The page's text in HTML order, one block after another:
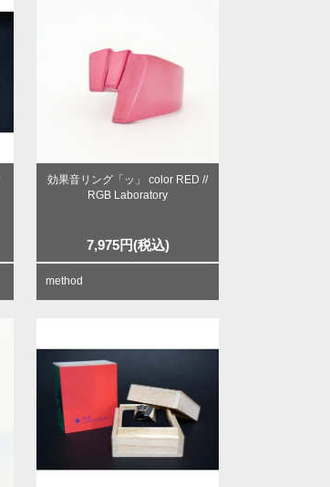
効果音リング「ッ」 color RED //
RGB Laboratory
7,975円(税込)
method